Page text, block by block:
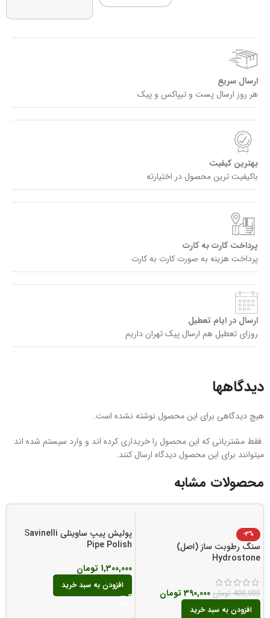
ارسال سریع
هر روز ارسال پست و تیپاکس و پیک
بهترین کیفیت
باکیفیت ترین محصول در اختیارته
پرداخت کارت به کارت
پرداخت هزینه به صورت کارت به کارت
ارسال در ایام تعطیل
روزای تعطیل هم ارسال پیک تهران داریم
دیدگاهها
هیچ دیدگاهی برای این محصول نوشته نشده است.
.فقط مشتریانی که این محصول را خریداری کرده اند و وارد سیستم شده اند
میتوانند برای این محصول دیدگاه ارسال کنند.
محصولات مشابه
-3%
سنگ رطوبت ساز (اصل)
Hydrostone
400,000 تومان 390,000 تومان
افزودن به سبد خرید
پولیش پیپ ساوینلی Savinelli
Pipe Polish
1,300,000 تومان
افزودن به سبد خرید